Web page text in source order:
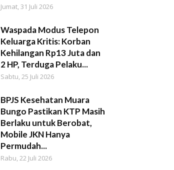
Jumat, 31 Juli 2026
Waspada Modus Telepon
Keluarga Kritis: Korban
Kehilangan Rp13 Juta dan
2 HP, Terduga Pelaku...
Sabtu, 25 Juli 2026
BPJS Kesehatan Muara
Bungo Pastikan KTP Masih
Berlaku untuk Berobat,
Mobile JKN Hanya
Permudah...
Rabu, 22 Juli 2026